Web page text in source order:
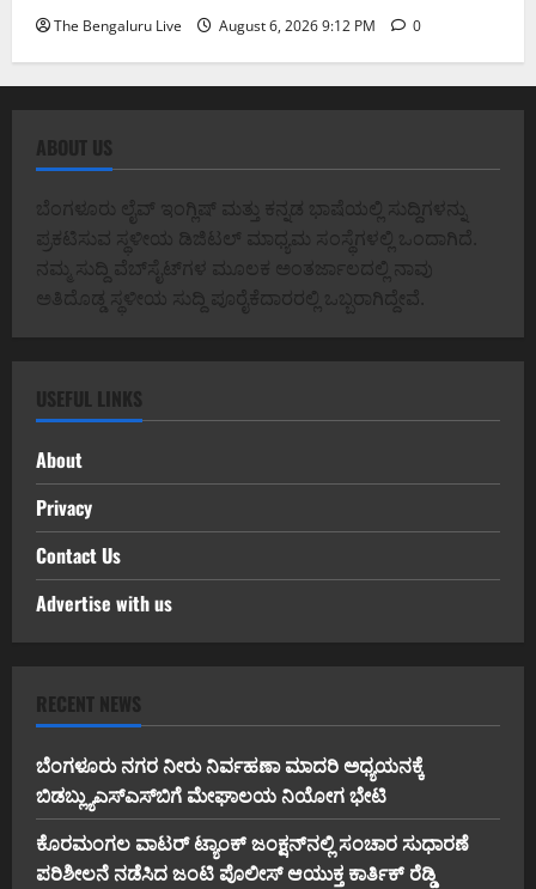
The Bengaluru Live August 6, 2026 9:12 PM 0
ABOUT US
ಬೆಂಗಳೂರು ಲೈವ್ ಇಂಗ್ಲಿಷ್ ಮತ್ತು ಕನ್ನಡ ಭಾಷೆಯಲ್ಲಿ ಸುದ್ದಿಗಳನ್ನು
ಪ್ರಕಟಿಸುವ ಸ್ಥಳೀಯ ಡಿಜಿಟಲ್ ಮಾಧ್ಯಮ ಸಂಸ್ಥೆಗಳಲ್ಲಿ ಒಂದಾಗಿದೆ.
ನಮ್ಮ ಸುದ್ದಿ ವೆಬ್‌ಸೈಟ್‌ಗಳ ಮೂಲಕ ಅಂತರ್ಜಾಲದಲ್ಲಿ ನಾವು
ಅತಿದೊಡ್ಡ ಸ್ಥಳೀಯ ಸುದ್ದಿ ಪೂರೈಕೆದಾರರಲ್ಲಿ ಒಬ್ಬರಾಗಿದ್ದೇವೆ.
USEFUL LINKS
About
Privacy
Contact Us
Advertise with us
RECENT NEWS
ಬೆಂಗಳೂರು ನಗರ ನೀರು ನಿರ್ವಹಣಾ ಮಾದರಿ ಅಧ್ಯಯನಕ್ಕೆ
ಬಿ‌ಡಬ್ಲ್ಯು‌ಎಸ್‌ಎಸ್‌ಬಿಗೆ ಮೇಘಾಲಯ ನಿಯೋಗ ಭೇಟಿ
ಕೊರಮಂಗಲ ವಾಟರ್ ಟ್ಯಾಂಕ್ ಜಂಕ್ಷನ್‌ನಲ್ಲಿ ಸಂಚಾರ ಸುಧಾರಣೆ
ಪರಿಶೀಲನೆ ನಡೆಸಿದ ಜಂಟಿ ಪೊಲೀಸ್ ಆಯುಕ್ತ ಕಾರ್ತಿಕ್ ರೆಡ್ಡಿ